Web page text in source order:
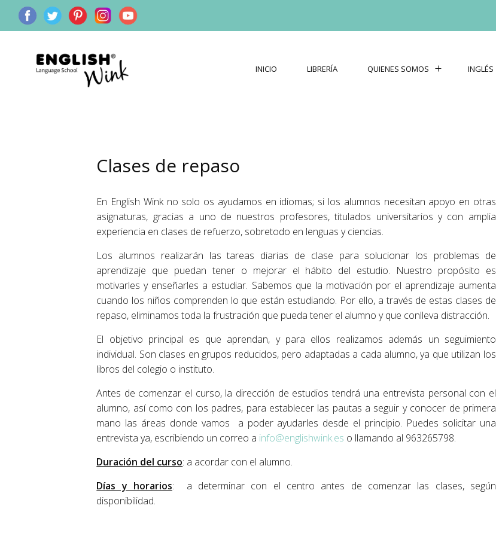
INICIO LIBRERÍA QUIENES SOMOS INGLÉS
Clases de repaso
En English Wink no solo os ayudamos en idiomas; si los alumnos necesitan apoyo en otras
asignaturas, gracias a uno de nuestros profesores, titulados universitarios y con amplia
experiencia en clases de refuerzo, sobretodo en lenguas y ciencias.
Los alumnos realizarán las tareas diarias de clase para solucionar los problemas de
aprendizaje que puedan tener o mejorar el hábito del estudio. Nuestro propósito es
motivarles y enseñarles a estudiar. Sabemos que la motivación por el aprendizaje aumenta
cuando los niños comprenden lo que están estudiando. Por ello, a través de estas clases de
repaso, eliminamos toda la frustración que pueda tener el alumno y que conlleva distracción.
El objetivo principal es que aprendan, y para ellos realizamos además un seguimiento
individual. Son clases en grupos reducidos, pero adaptadas a cada alumno, ya que utilizan los
libros del colegio o instituto.
Antes de comenzar el curso, la dirección de estudios tendrá una entrevista personal con el
alumno, así como con los padres, para establecer las pautas a seguir y conocer de primera
mano las áreas donde vamos a poder ayudarles desde el principio. Puedes solicitar una
entrevista ya, escribiendo un correo a info@englishwink.es o llamando al 963265798.
Duración del curso: a acordar con el alumno.
Días y horarios: a determinar con el centro antes de comenzar las clases, según
disponibilidad.